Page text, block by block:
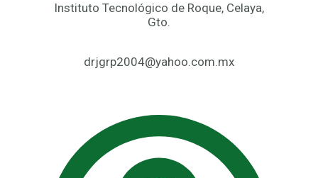
Instituto Tecnológico de Roque, Celaya,
Gto.
drjgrp2004@yahoo.com.mx